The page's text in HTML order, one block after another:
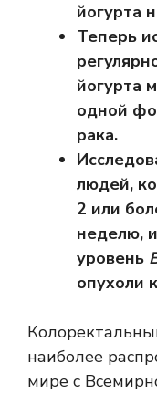
йогурта
Теперь
йогурта
одной
рака.
людей,
2 или
неделю,
уровень
опухоли
наиболее
мире с